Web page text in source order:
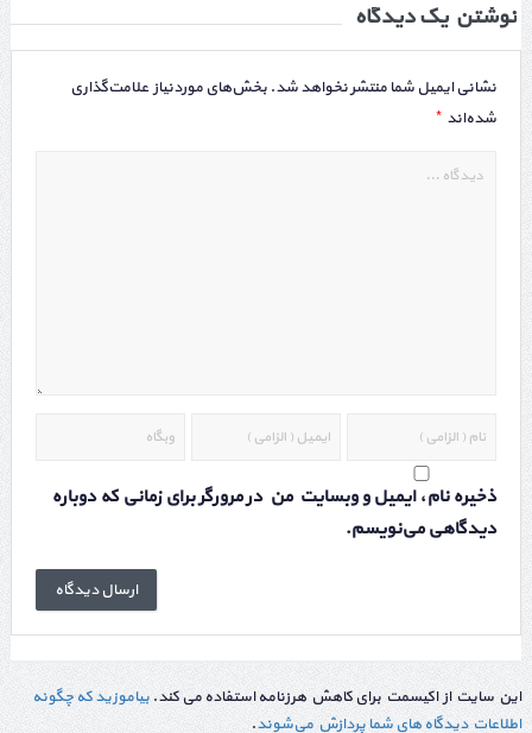
نوشتن یک دیدگاه
نشانی ایمیل شما منتشر نخواهد شد. بخش‌های موردنیاز علامت‌گذاری
شده‌اند *
ذخیره نام، ایمیل و وبسایت من در مرورگر برای زمانی که دوباره
دیدگاهی می‌نویسم.
این سایت از اکیسمت برای کاهش هرزنامه استفاده می کند. بیاموزید که چگونه
اطلاعات دیدگاه های شما پردازش می‌شوند.